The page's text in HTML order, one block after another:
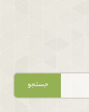
جستجو